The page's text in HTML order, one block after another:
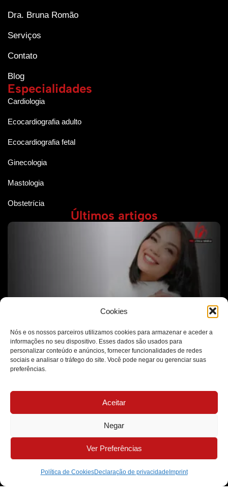
Cookies
Nós e os nossos parceiros utilizamos cookies para armazenar e aceder a
informações no seu dispositivo. Esses dados são usados para
personalizar conteúdo e anúncios, fornecer funcionalidades de redes
sociais e analisar o tráfego do site. Você pode negar ou gerenciar suas
preferências.
Aceitar
Negar
Ver Preferências
Política de CookiesDeclaração de privacidade Imprint
Dra. Bruna Romão
Serviços
Contato
Blog
Especialidades
Cardiologia
Ecocardiografia adulto
Ecocardiografia fetal
Ginecologia
Mastologia
Obstetrícia
Últimos artigos
O Autocuidado Vai Muito Além da Estética